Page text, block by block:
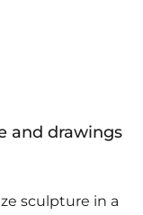
and drawings
sculpture in a